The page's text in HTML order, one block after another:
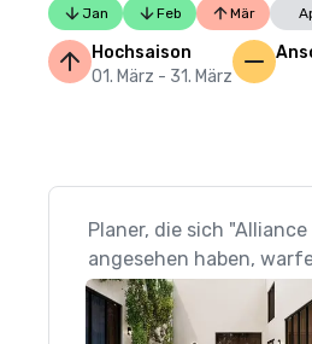
Jan Feb Mär
Hochsaison
01. März - 31. März
Planer, die sich
angesehen haben,